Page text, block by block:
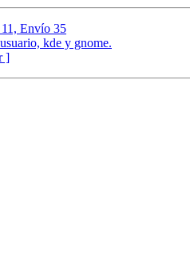
Envío 35
kde y gnome.
]